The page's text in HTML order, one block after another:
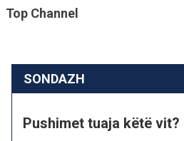
Top Channel
SONDAZH
Pushimet tuaja këtë vit?